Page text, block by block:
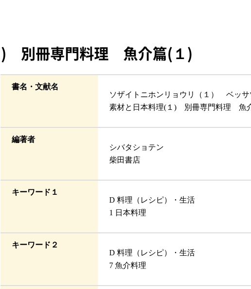
) 別冊専門料理 魚介篇(１)
書名・文献名
ソザイトニホンリョウリ（１） ベッ
素材と日本料理(１) 別冊専門料理 魚
編著者
シバタショテン
柴田書店
キーワード１
D 料理（レシピ）・生活
1 日本料理
キーワード２
D 料理（レシピ）・生活
7 魚介料理